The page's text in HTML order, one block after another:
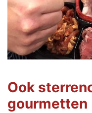
Ook
gourmetten